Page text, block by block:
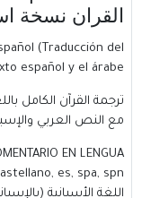
القران نسخة
(Traducción del
español y el árabe.
مع النص العربي
EN LENGUA
es, spa, spn